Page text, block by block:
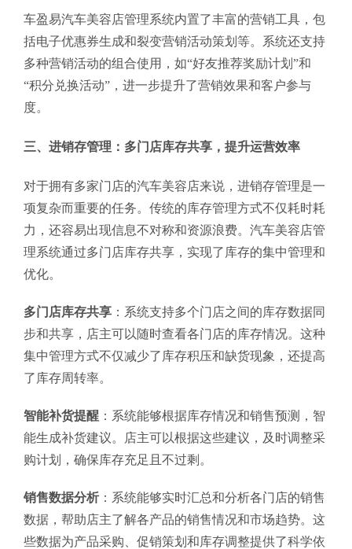
车盈易汽车美容店管理系统内置了丰富的营销工具，包
括电子优惠券生成和裂变营销活动策划等。系统还支持
多种营销活动的组合使用，如“好友推荐奖励计划”和
“积分兑换活动”，进一步提升了营销效果和客户参与
度。
三、进销存管理：多门店库存共享，提升运营效率
对于拥有多家门店的汽车美容店来说，进销存管理是一
项复杂而重要的任务。传统的库存管理方式不仅耗时耗
力，还容易出现信息不对称和资源浪费。汽车美容店管
理系统通过多门店库存共享，实现了库存的集中管理和
优化。
多门店库存共享 ：系统支持多个门店之间的库存数据同
步和共享，店主可以随时查看各门店的库存情况。这种
集中管理方式不仅减少了库存积压和缺货现象，还提高
了库存周转率。
智能补货提醒 ：系统能够根据库存情况和销售预测，智
能生成补货建议。店主可以根据这些建议，及时调整采
购计划，确保库存充足且不过剩。
销售数据分析 ：系统能够实时汇总和分析各门店的销售
数据，帮助店主了解各产品的销售情况和市场趋势。这
些数据为产品采购、促销策划和库存调整提供了科学依